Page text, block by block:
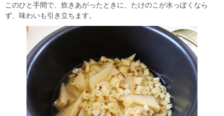
このひと手間で、炊きあがったときに、たけのこが水っぽくなら
ず、味わいも引き立ちます。